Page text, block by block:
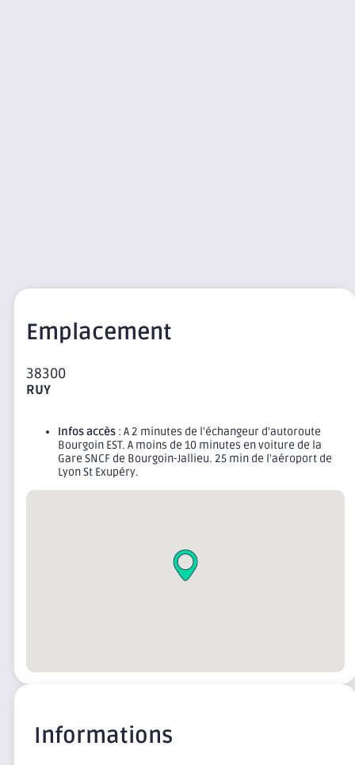
Emplacement
38300
RUY
Infos accès : A 2 minutes de l'échangeur d'autoroute
Bourgoin EST. A moins de 10 minutes en voiture de la
Gare SNCF de Bourgoin-Jallieu. 25 min de l'aéroport de
Lyon St Exupéry.
Informations